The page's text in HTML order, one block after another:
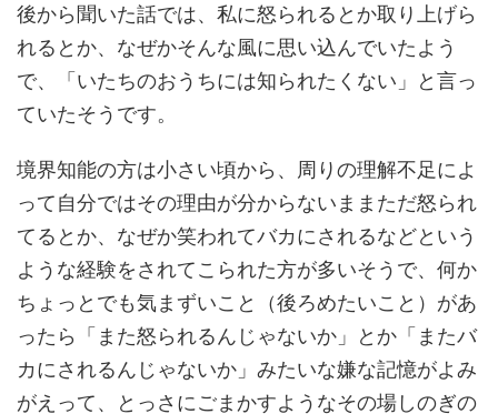
後から聞いた話では、私に怒られるとか取り上げら
れるとか、なぜかそんな風に思い込んでいたよう
で、「いたちのおうちには知られたくない」と言っ
ていたそうです。
境界知能の方は小さい頃から、周りの理解不足によ
って自分ではその理由が分からないままただ怒られ
てるとか、なぜか笑われてバカにされるなどという
ような経験をされてこられた方が多いそうで、何か
ちょっとでも気まずいこと（後ろめたいこと）があ
ったら「また怒られるんじゃないか」とか「またバ
カにされるんじゃないか」みたいな嫌な記憶がよみ
がえって、とっさにごまかすようなその場しのぎの